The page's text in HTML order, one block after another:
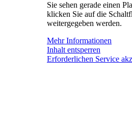
Sie sehen gerade einen
klicken Sie auf die
weitergegeben werden.
Mehr Informationen
Inhalt entsperren
Erforderlichen Service